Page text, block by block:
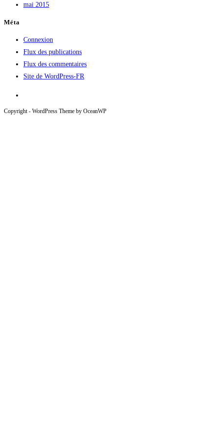
mai 2015
Méta
Connexion
Flux des publications
Flux des commentaires
Site de WordPress-FR
Copyright - WordPress Theme by OceanWP